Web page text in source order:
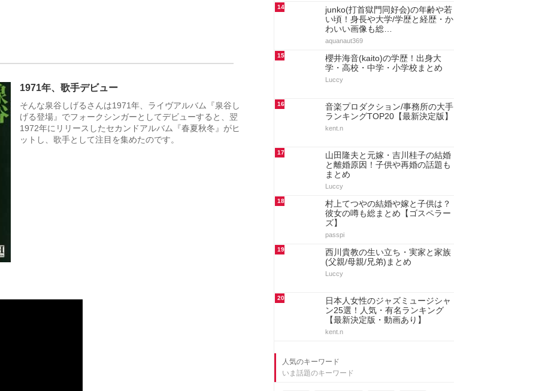
1971年、歌手デビュー
そんな泉谷しげるさんは1971年、ライヴアルバム『泉谷し
げる登場』でフォークシンガーとしてデビューすると、翌
1972年にリリースしたセカンドアルバム『春夏秋冬』がヒ
ットし、歌手として注目を集めたのです。
14
junko(打首獄門同好会)の年齢や若
い頃！身長や大学/学歴と経歴・か
わいい画像も総…
aquanaut369
15
櫻井海音(kaito)の学歴！出身大
学・高校・中学・小学校まとめ
Luccy
16
音楽プロダクション/事務所の大手
ランキングTOP20【最新決定版】
kent.n
17
山田隆夫と元嫁・吉川桂子の結婚
と離婚原因！子供や再婚の話題も
まとめ
Luccy
18
村上てつやの結婚や嫁と子供は？
彼女の噂も総まとめ【ゴスペラー
ズ】
passpi
19
西川貴教の生い立ち・実家と家族
(父親/母親/兄弟)まとめ
Luccy
20
日本人女性のジャズミュージシャ
ン25選！人気・有名ランキング
【最新決定版・動画あり】
kent.n
人気のキーワード
いま話題のキーワード